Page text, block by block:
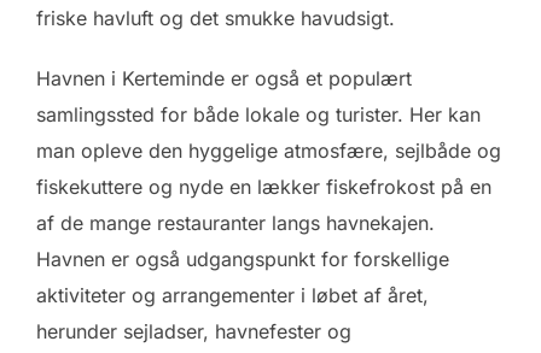
friske havluft og det smukke havudsigt.
Havnen i Kerteminde er også et populært
samlingssted for både lokale og turister. Her kan
man opleve den hyggelige atmosfære, sejlbåde og
fiskekuttere og nyde en lækker fiskefrokost på en
af de mange restauranter langs havnekajen.
Havnen er også udgangspunkt for forskellige
aktiviteter og arrangementer i løbet af året,
herunder sejladser, havnefester og